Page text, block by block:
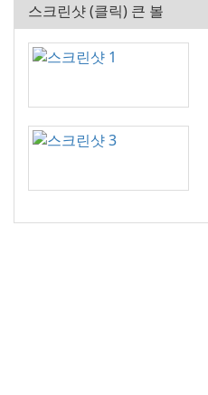
스크린샷 (클릭) 큰 볼